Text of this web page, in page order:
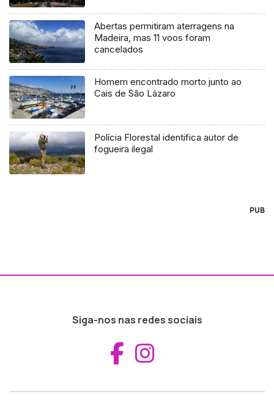
Abertas permitiram aterragens na
Madeira, mas 11 voos foram
cancelados
Homem encontrado morto junto ao
Cais de São Lázaro
Polícia Florestal identifica autor de
fogueira ilegal
PUB
Siga-nos nas redes sociais
Aceder ao